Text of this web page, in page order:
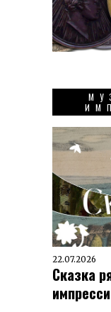
22.07.2026
Сказка